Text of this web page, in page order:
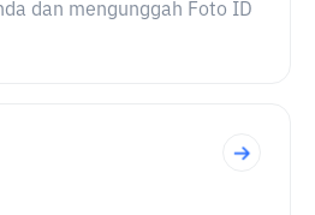
dan mengunggah Foto ID